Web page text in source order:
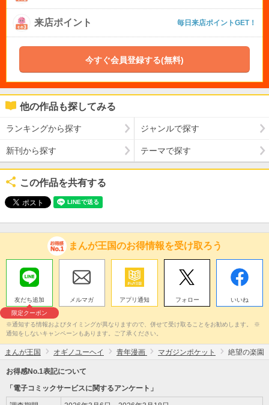
来店ポイント 毎日来店ポイントGET！
今すぐ会員登録する(無料)
他の作品も探してみる
ランキングから探す ジャンルで探す
新刊から探す テーマで探す
この作品を共有する
まんが王国のお得情報を受け取ろう
友だち追加
限定クーポン
メルマガ アプリ通知 フォロー いいね
※通知する情報およびタイミングが異なりますので、併せて受け取ることをお勧めします。 ※
通知をしないキャンペーンもあります。ご了承ください。
まんが王国 オギノユーヘイ 青年漫画 マガジンポケット 絶望の楽園
お得感No.1表記について
「電子コミックサービスに関するアンケート」